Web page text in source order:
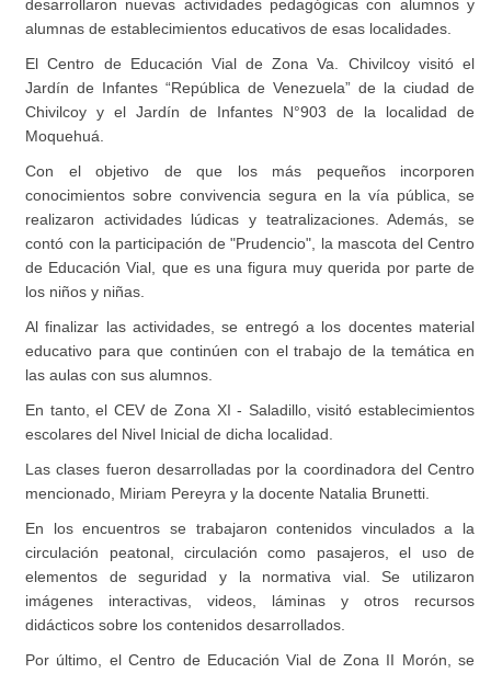
desarrollaron nuevas actividades pedagógicas con alumnos y
alumnas de establecimientos educativos de esas localidades.
El Centro de Educación Vial de Zona Va. Chivilcoy visitó el
Jardín de Infantes “República de Venezuela” de la ciudad de
Chivilcoy y el Jardín de Infantes N°903 de la localidad de
Moquehuá.
Con el objetivo de que los más pequeños incorporen
conocimientos sobre convivencia segura en la vía pública, se
realizaron actividades lúdicas y teatralizaciones. Además, se
contó con la participación de "Prudencio", la mascota del Centro
de Educación Vial, que es una figura muy querida por parte de
los niños y niñas.
Al finalizar las actividades, se entregó a los docentes material
educativo para que continúen con el trabajo de la temática en
las aulas con sus alumnos.
En tanto, el CEV de Zona XI - Saladillo, visitó establecimientos
escolares del Nivel Inicial de dicha localidad.
Las clases fueron desarrolladas por la coordinadora del Centro
mencionado, Miriam Pereyra y la docente Natalia Brunetti.
En los encuentros se trabajaron contenidos vinculados a la
circulación peatonal, circulación como pasajeros, el uso de
elementos de seguridad y la normativa vial. Se utilizaron
imágenes interactivas, videos, láminas y otros recursos
didácticos sobre los contenidos desarrollados.
Por último, el Centro de Educación Vial de Zona II Morón, se